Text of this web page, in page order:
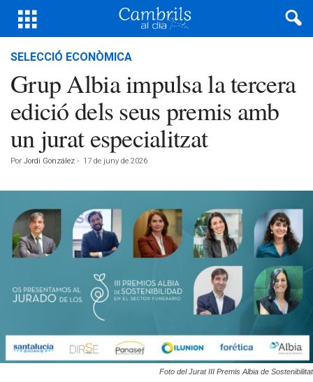
SELECCIÓ ECONÒMICA
Grup Albia impulsa la tercera
edició dels seus premis amb
un jurat especialitzat
Por Jordi González - 17 de juny de 2026
Foto del Jurat III Premis Albia de Sostenibilitat